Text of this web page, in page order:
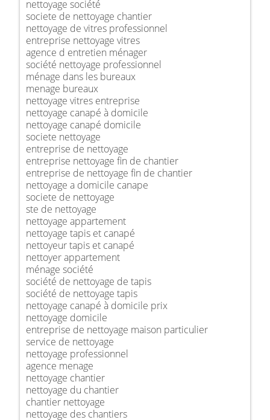
nettoyage société
societe de nettoyage chantier
nettoyage de vitres professionnel
entreprise nettoyage vitres
agence d entretien ménager
société nettoyage professionnel
ménage dans les bureaux
menage bureaux
nettoyage vitres entreprise
nettoyage canapé à domicile
nettoyage canapé domicile
societe nettoyage
entreprise de nettoyage
entreprise nettoyage fin de chantier
entreprise de nettoyage fin de chantier
nettoyage a domicile canape
societe de nettoyage
ste de nettoyage
nettoyage appartement
nettoyage tapis et canapé
nettoyeur tapis et canapé
nettoyer appartement
ménage société
société de nettoyage de tapis
société de nettoyage tapis
nettoyage canapé à domicile prix
nettoyage domicile
entreprise de nettoyage maison particulier
service de nettoyage
nettoyage professionnel
agence menage
nettoyage chantier
nettoyage du chantier
chantier nettoyage
nettoyage des chantiers